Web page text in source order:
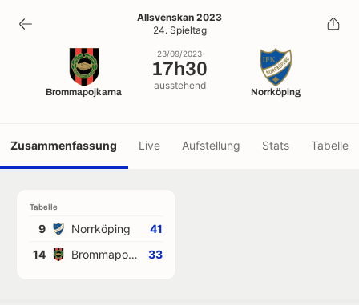
17h30
23/09/2023
Allsvenskan 2023
24. Spieltag
Brommapojkarna
23/09/2023
17h30
ausstehend
Norrköping
Zusammenfassung Live Aufstellung Stats Tabelle
Tabelle
9 Norrköping
41
14
Brommapojkarna 33